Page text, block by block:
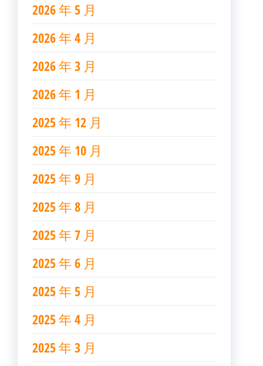
2026 年 5 月
2026 年 4 月
2026 年 3 月
2026 年 1 月
2025 年 12 月
2025 年 10 月
2025 年 9 月
2025 年 8 月
2025 年 7 月
2025 年 6 月
2025 年 5 月
2025 年 4 月
2025 年 3 月